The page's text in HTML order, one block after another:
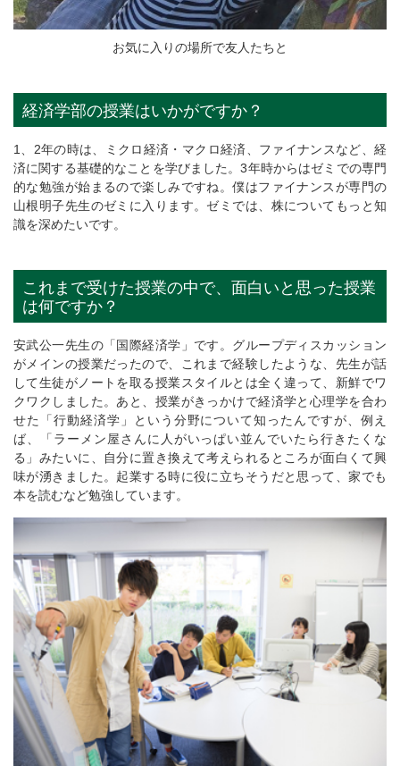
お気に入りの場所で友人たちと
経済学部の授業はいかがですか？
1、2年の時は、ミクロ経済・マクロ経済、ファイナンスなど、経
済に関する基礎的なことを学びました。3年時からはゼミでの専門
的な勉強が始まるので楽しみですね。僕はファイナンスが専門の
山根明子先生のゼミに入ります。ゼミでは、株についてもっと知
識を深めたいです。
これまで受けた授業の中で、面白いと思った授業
は何ですか？
安武公一先生の「国際経済学」です。グループディスカッション
がメインの授業だったので、これまで経験したような、先生が話
して生徒がノートを取る授業スタイルとは全く違って、新鮮でワ
クワクしました。あと、授業がきっかけで経済学と心理学を合わ
せた「行動経済学」という分野について知ったんですが、例え
ば、「ラーメン屋さんに人がいっぱい並んでいたら行きたくな
る」みたいに、自分に置き換えて考えられるところが面白くて興
味が湧きました。起業する時に役に立ちそうだと思って、家でも
本を読むなど勉強しています。